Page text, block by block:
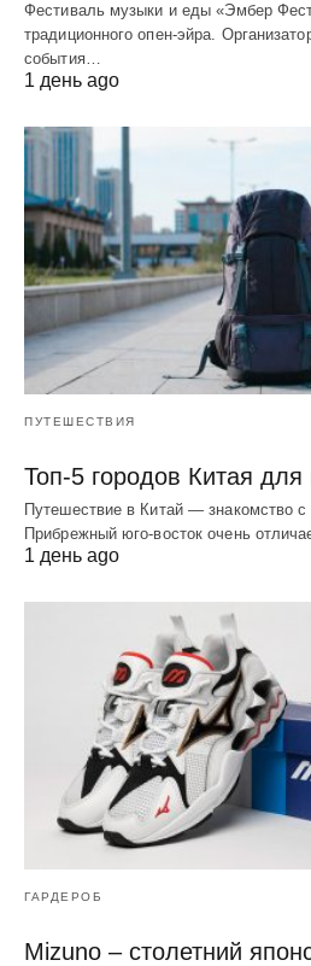
Фестиваль музыки и еды «Эмбер
традиционного опен-эйра.
события…
1 день ago
ПУТЕШЕСТВИЯ
Топ-5 городов Китая для
Путешествие в Китай — знакомство с
Прибрежный юго-восток очень
1 день ago
ГАРДЕРОБ
Mizuno – столетний